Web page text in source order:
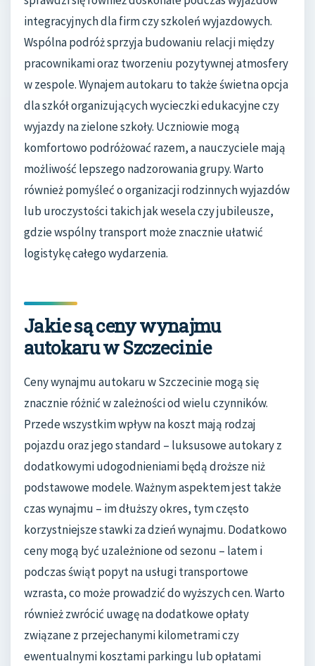
integracyjnych dla firm czy szkoleń wyjazdowych.
Wspólna podróż sprzyja budowaniu relacji między
pracownikami oraz tworzeniu pozytywnej atmosfery
w zespole. Wynajem autokaru to także świetna opcja
dla szkół organizujących wycieczki edukacyjne czy
wyjazdy na zielone szkoły. Uczniowie mogą
komfortowo podróżować razem, a nauczyciele mają
możliwość lepszego nadzorowania grupy. Warto
również pomyśleć o organizacji rodzinnych wyjazdów
lub uroczystości takich jak wesela czy jubileusze,
gdzie wspólny transport może znacznie ułatwić
logistykę całego wydarzenia.
Jakie są ceny wynajmu
autokaru w Szczecinie
Ceny wynajmu autokaru w Szczecinie mogą się
znacznie różnić w zależności od wielu czynników.
Przede wszystkim wpływ na koszt mają rodzaj
pojazdu oraz jego standard – luksusowe autokary z
dodatkowymi udogodnieniami będą droższe niż
podstawowe modele. Ważnym aspektem jest także
czas wynajmu – im dłuższy okres, tym często
korzystniejsze stawki za dzień wynajmu. Dodatkowo
ceny mogą być uzależnione od sezonu – latem i
podczas świąt popyt na usługi transportowe
wzrasta, co może prowadzić do wyższych cen. Warto
również zwrócić uwagę na dodatkowe opłaty
związane z przejechanymi kilometrami czy
ewentualnymi kosztami parkingu lub opłatami